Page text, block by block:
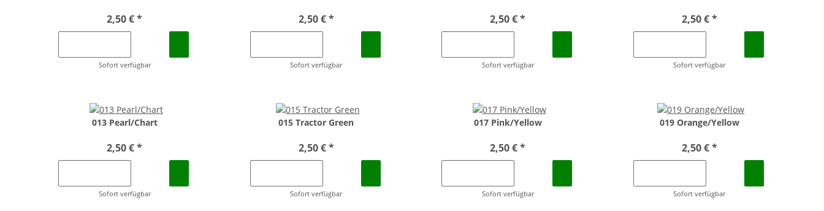
2,50 €*
Sofort verfügbar
2,50 €*
Sofort verfügbar
2,50 €*
Sofort verfügbar
2,50 €*
Sofort verfügbar
013 Pearl/Chart
2,50 €*
Sofort verfügbar
015 Tractor Green
2,50 €*
Sofort verfügbar
017 Pink/Yellow
2,50 €*
Sofort verfügbar
019 Orange/Yellow
2,50 €*
Sofort verfügbar